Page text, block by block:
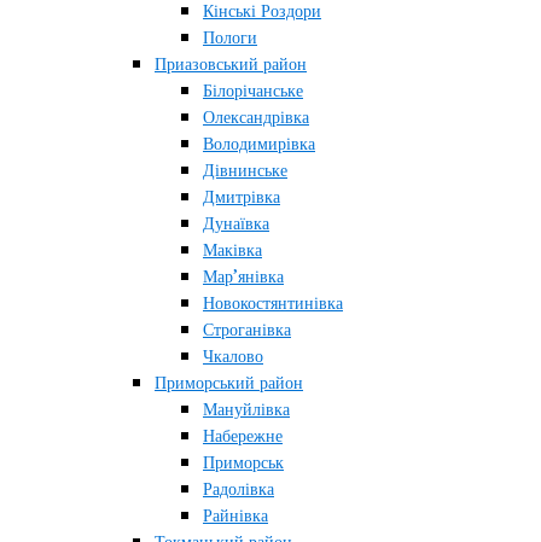
Кінські Роздори
Пологи
Приазовський район
Білорічанське
Олександрівка
Володимирівка
Дівнинське
Дмитрівка
Дунаївка
Маківка
Мар’янівка
Новокостянтинівка
Строганівка
Чкалово
Приморський район
Мануйлівка
Набережне
Приморськ
Радолівка
Райнівка